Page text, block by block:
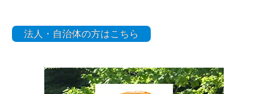
法人・自治体の方はこちら